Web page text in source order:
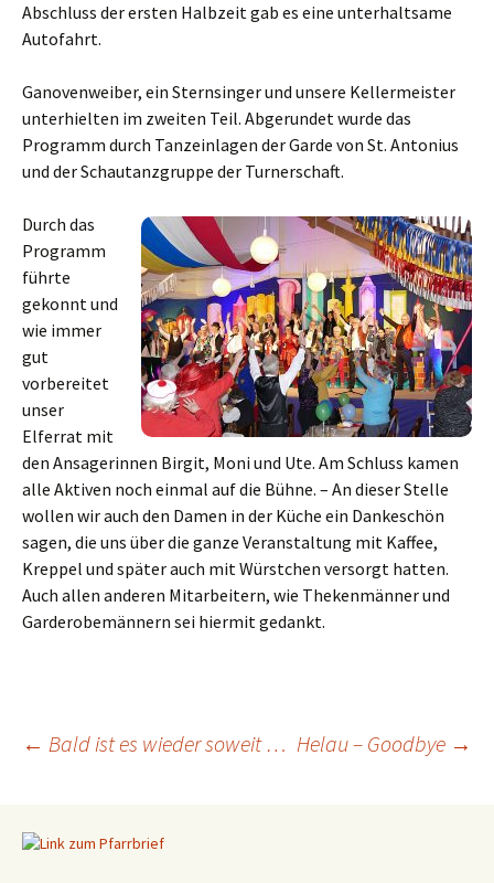
Abschluss der ersten Halbzeit gab es eine unterhaltsame
Autofahrt.
Ganovenweiber, ein Sternsinger und unsere Kellermeister
unterhielten im zweiten Teil. Abgerundet wurde das
Programm durch Tanzeinlagen der Garde von St. Antonius
und der Schautanzgruppe der Turnerschaft.
Durch das
Programm
führte
gekonnt und
wie immer
gut
vorbereitet
unser
Elferrat mit
den Ansagerinnen Birgit, Moni und Ute. Am Schluss kamen
alle Aktiven noch einmal auf die Bühne. – An dieser Stelle
wollen wir auch den Damen in der Küche ein Dankeschön
sagen, die uns über die ganze Veranstaltung mit Kaffee,
Kreppel und später auch mit Würstchen versorgt hatten.
Auch allen anderen Mitarbeitern, wie Thekenmänner und
Garderobemännern sei hiermit gedankt.
← Bald ist es wieder soweit … Helau – Goodbye →